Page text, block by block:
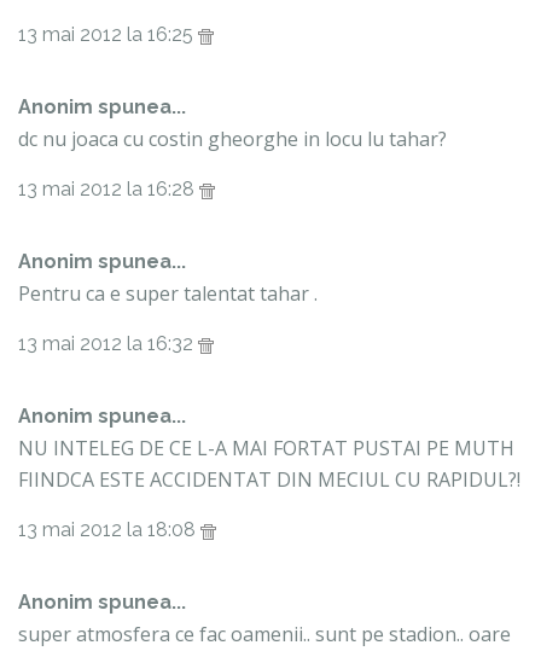
13 mai 2012 la 16:25
Anonim spunea...
dc nu joaca cu costin gheorghe in locu lu tahar?
13 mai 2012 la 16:28
Anonim spunea...
Pentru ca e super talentat tahar .
13 mai 2012 la 16:32
Anonim spunea...
NU INTELEG DE CE L-A MAI FORTAT PUSTAI PE MUTH
FIINDCA ESTE ACCIDENTAT DIN MECIUL CU RAPIDUL?!
13 mai 2012 la 18:08
Anonim spunea...
super atmosfera ce fac oamenii.. sunt pe stadion.. oare